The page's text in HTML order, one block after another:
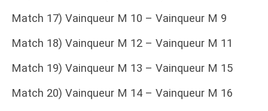
Match 17) Vainqueur M 10 – Vainqueur M 9
Match 18) Vainqueur M 12 – Vainqueur M 11
Match 19) Vainqueur M 13 – Vainqueur M 15
Match 20) Vainqueur M 14 – Vainqueur M 16